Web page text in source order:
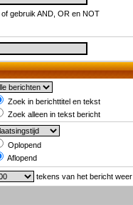
gebruik AND, OR en NOT
Zoek in berichttitel en tekst
Zoek alleen in tekst bericht
Oplopend
Aflopend
tekens van het bericht weer